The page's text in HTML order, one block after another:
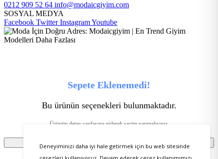
Deneyiminizi daha iyi hale getirmek için bu web sitesinde
0212 909 52 64 info@modaicgiyim.com
SOSYAL MEDYA
Facebook TwitterInstagramYoutube
Sepete Eklenemedi!
Bu ürünün seçenekleri bulunmaktadır.
Ürünün detay sayfasına giderek seçim yapmalısınız.
Tamam